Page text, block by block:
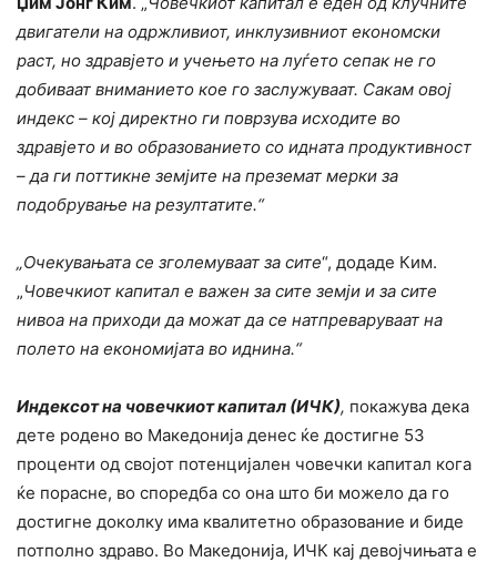
двигатели на одржливиот, инклузивниот економски
раст, но здравјето и учењето на луѓето сепак не го
добиваат вниманието кое го заслужуваат. Сакам овој
индекс – кој директно ги поврзува исходите во
здравјето и во образованието со идната продуктивност
– да ги поттикне земјите на преземат мерки за
подобрување на резултатите.“
„Очекувањата се зголемуваат за сите“, додаде Ким.
„Човечкиот капитал е важен за сите земји и за сите
нивоа на приходи да можат да се натпреваруваат на
полето на економијата во иднина.“
Индексот на човечкиот капитал (ИЧК), покажува дека
дете родено во Македонија денес ќе достигне 53
проценти од својот потенцијален човечки капитал кога
ќе порасне, во споредба со она што би можело да го
достигне доколку има квалитетно образование и биде
потполно здраво. Во Македонија, ИЧК кај девојчињата е